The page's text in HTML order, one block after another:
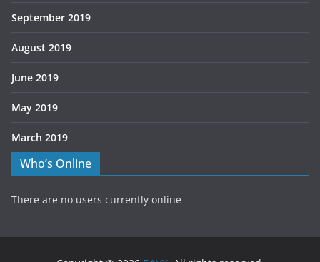
September 2019
August 2019
June 2019
May 2019
March 2019
Who’s Online
There are no users currently online